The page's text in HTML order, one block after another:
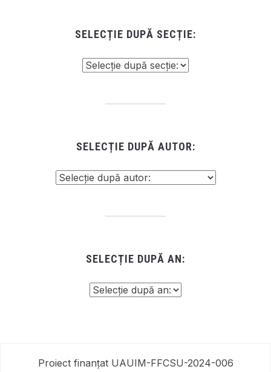
SELECȚIE DUPĂ SECȚIE:
SELECȚIE DUPĂ AUTOR:
SELECȚIE DUPĂ AN:
Proiect finanțat UAUIM-FFCSU-2024-006